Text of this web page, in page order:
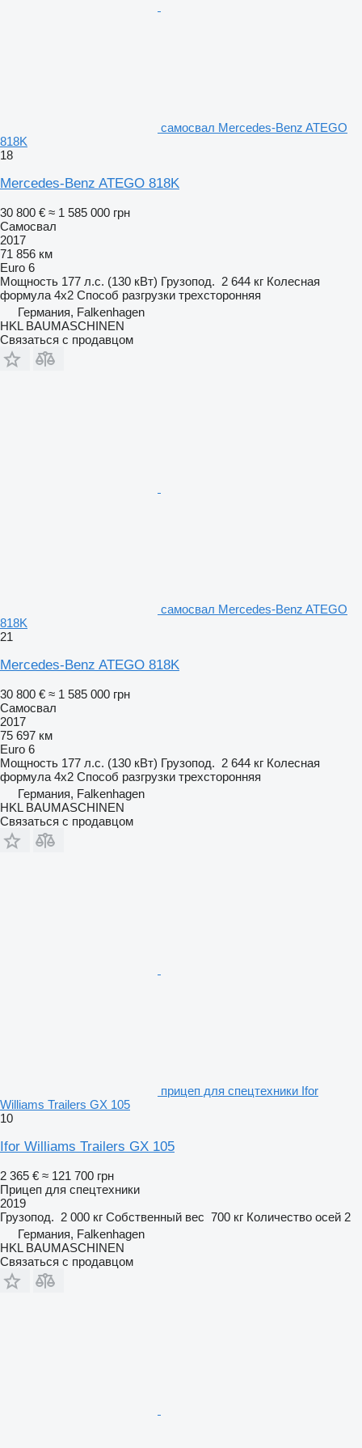
самосвал Mercedes-Benz ATEGO
818K
18
Mercedes-Benz ATEGO 818K
30 800 € ≈ 1 585 000 грн
Самосвал
2017
71 856 км
Euro 6
Мощность 177 л.с. (130 кВт) Грузопод. 2 644 кг Колесная
формула 4x2 Способ разгрузки трехсторонняя
Германия, Falkenhagen
HKL BAUMASCHINEN
Связаться с продавцом
самосвал Mercedes-Benz ATEGO
818K
21
Mercedes-Benz ATEGO 818K
30 800 € ≈ 1 585 000 грн
Самосвал
2017
75 697 км
Euro 6
Мощность 177 л.с. (130 кВт) Грузопод. 2 644 кг Колесная
формула 4x2 Способ разгрузки трехсторонняя
Германия, Falkenhagen
HKL BAUMASCHINEN
Связаться с продавцом
прицеп для спецтехники Ifor
Williams Trailers GX 105
10
Ifor Williams Trailers GX 105
2 365 € ≈ 121 700 грн
Прицеп для спецтехники
2019
Грузопод. 2 000 кг Собственный вес 700 кг Количество осей 2
Германия, Falkenhagen
HKL BAUMASCHINEN
Связаться с продавцом